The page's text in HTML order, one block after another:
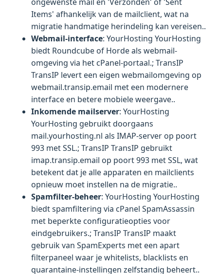
Items' afhankelijk van de mailclient, wat na
migratie handmatige herindeling kan vereisen..
Webmail-interface: YourHosting YourHosting
biedt Roundcube of Horde als webmail-
omgeving via het cPanel-portaal.; TransIP
TransIP levert een eigen webmailomgeving op
webmail.transip.email met een modernere
interface en betere mobiele weergave..
Inkomende mailserver: YourHosting
YourHosting gebruikt doorgaans
mail.yourhosting.nl als IMAP-server op poort
993 met SSL.; TransIP TransIP gebruikt
imap.transip.email op poort 993 met SSL, wat
betekent dat je alle apparaten en mailclients
opnieuw moet instellen na de migratie..
Spamfilter-beheer: YourHosting YourHosting
biedt spamfiltering via cPanel SpamAssassin
met beperkte configuratieopties voor
eindgebruikers.; TransIP TransIP maakt
gebruik van SpamExperts met een apart
filterpaneel waar je whitelists, blacklists en
quarantaine-instellingen zelfstandig beheert..